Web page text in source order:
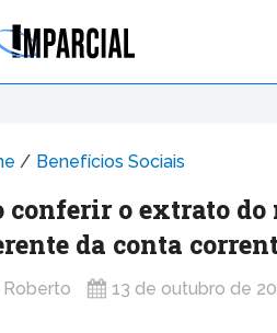
/ Benefícios Sociais
conferir o extrato do
da conta
Roberto 13 de outubro de